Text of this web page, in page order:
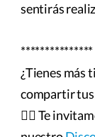
sentirás
***************
¿Tienes más
compartir tus
👉🏽 Te